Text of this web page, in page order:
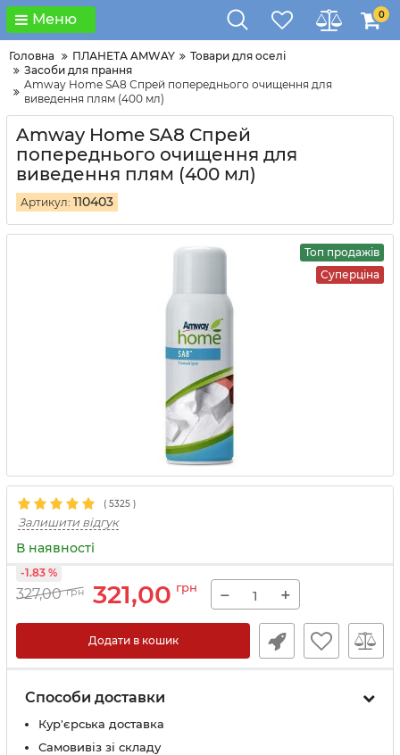
Меню 0
Головна ПЛАНЕТА AMWAY
Товари для оселi
Засоби для прання
Amway Home SA8 Спрей попереднього очищення для
виведення плям (400 мл)
Amway Home SA8 Спрей
попереднього очищення для
виведення плям (400 мл)
Артикул: 110403
Топ продажів
Суперціна
( 5325 )
Залишити відгук
В наявності
327,00 грн 321,00 грн
-1.83 %
− +
Додати в кошик
Способи доставки
Кур'єрська доставка
Самовивіз зі складу